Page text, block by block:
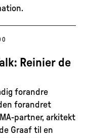
Reinier de
forandre
forandret
partner, arkitekt
Graaf til en